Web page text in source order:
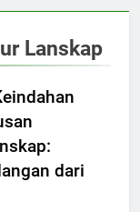
Lanskap
dari